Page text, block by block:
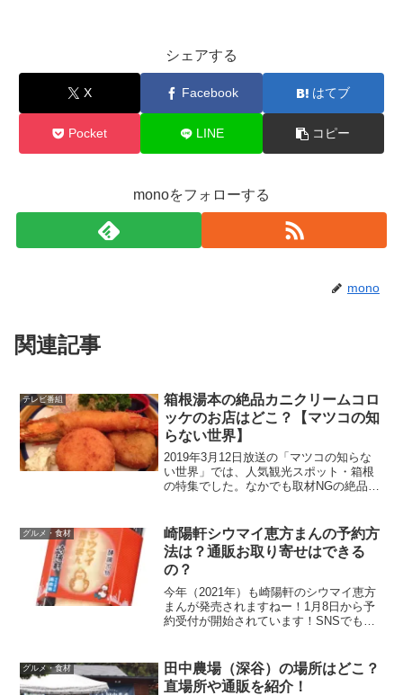
シェアする
X Facebook はてブ
Pocket LINE コピー
monoをフォローする
mono
関連記事
テレビ番組
箱根湯本の絶品カニクリームコロ
ッケのお店はどこ？【マツコの知
らない世界】
2019年3月12日放送の「マツコの知らな
い世界」では、人気観光スポット・箱根
の特集でした。なかでも取材NGの絶品カ
なのか調べてみました。
グルメ・食材
崎陽軒シウマイ恵方まんの予約方
法は？通販お取り寄せはできる
の？
今年（2021年）も崎陽軒のシウマイ恵方
まんが発売されますねー！1月8日から予
約受付が開始されています！SNSでも話
店舗がないという場合の通販お取り寄せ
ができるの...
グルメ・食材
田中農場（深谷）の場所はどこ？
直場所や通販を紹介！